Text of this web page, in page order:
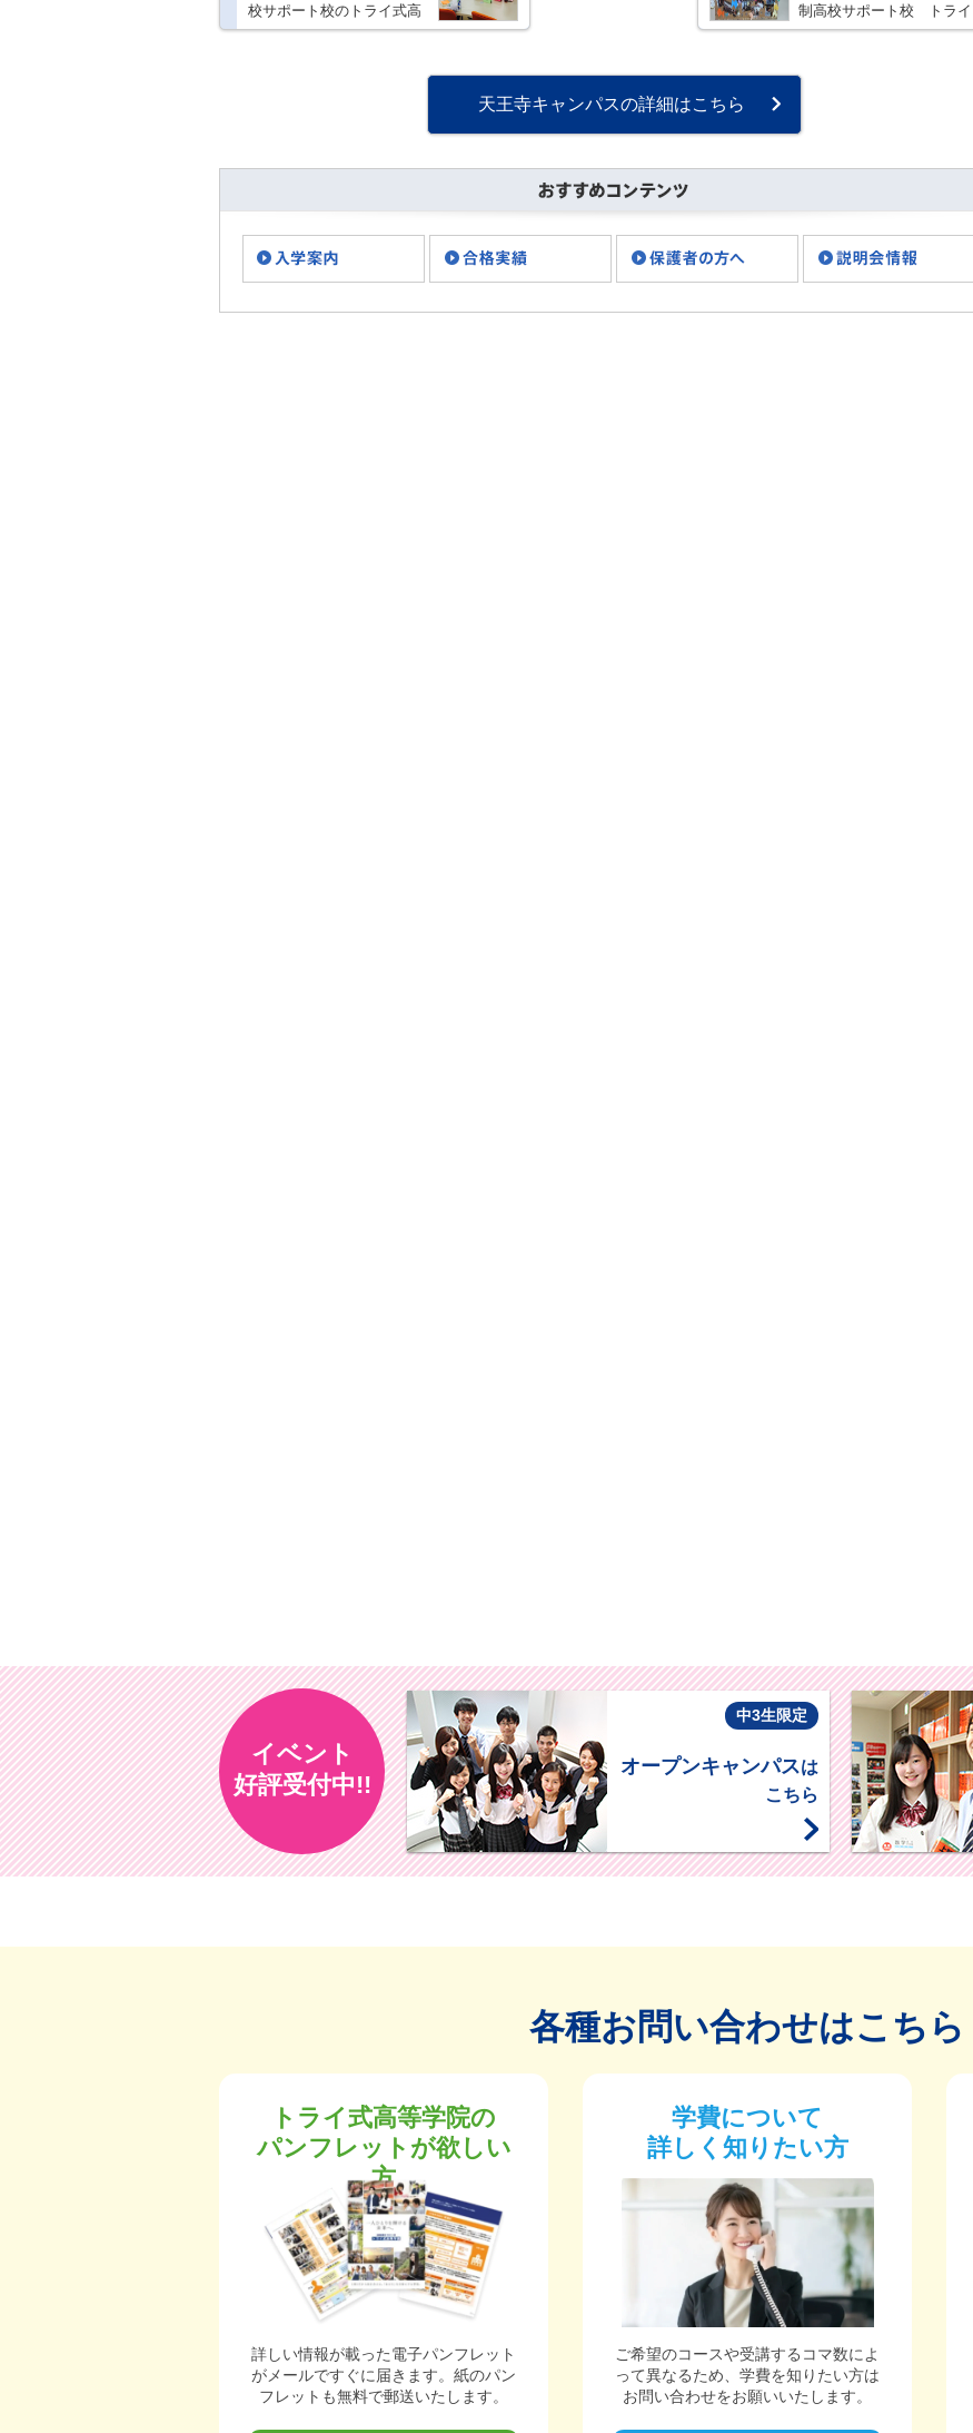
校サポート校のトライ式高
等学院大阪本校（天王寺
制高校サポート校 トライ
式高等学院天王寺キャンパ
き誇って・・・
天王寺キャンパスの詳細はこちら
イベント
好評受付中!!
中3生限定
オープンキャンパスは
こちら
各種お問い合わせはこちら
トライ式高等学院の
パンフレットが欲しい
方
詳しい情報が載った電子パンフレット
がメールですぐに届きます。紙のパン
フレットも無料で郵送いたします。
学費について
詳しく知りたい方
ご希望のコースや受講するコマ数によ
って異なるため、学費を知りたい方は
お問い合わせをお願いいたします。